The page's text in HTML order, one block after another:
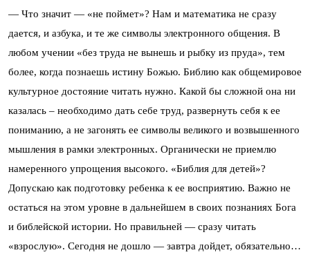
— Что значит — «не поймет»? Нам и математика не сразу
дается, и азбука, и те же символы электронного общения. В
любом учении «без труда не вынешь и рыбку из пруда», тем
более, когда познаешь истину Божью. Библию как общемировое
культурное достояние читать нужно. Какой бы сложной она ни
казалась – необходимо дать себе труд, развернуть себя к ее
пониманию, а не загонять ее символы великого и возвышенного
мышления в рамки электронных. Органически не приемлю
намеренного упрощения высокого. «Библия для детей»?
Допускаю как подготовку ребенка к ее восприятию. Важно не
остаться на этом уровне в дальнейшем в своих познаниях Бога
и библейской истории. Но правильней — сразу читать
«взрослую». Сегодня не дошло — завтра дойдет, обязательно…